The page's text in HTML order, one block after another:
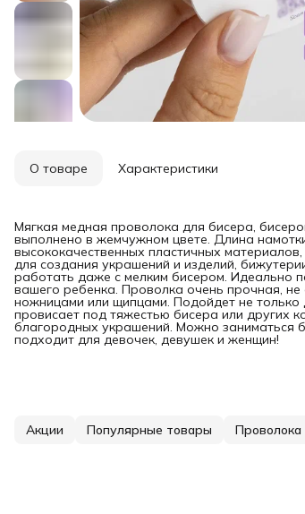
О товаре Характеристики
Мягкая медная проволока для бисера,
выполнено в жемчужном цвете. Длина
высококачественных пластичных
для создания украшений и изделий,
работать даже с мелким бисером. Идеально
вашего ребенка. Проволка очень прочная,
ножницами или щипцами. Подойдет не только
провисает под тяжестью бисера или других
благородных украшений. Можно заниматься
подходит для девочек, девушек и женщин!
Акции Популярные товары Проволока